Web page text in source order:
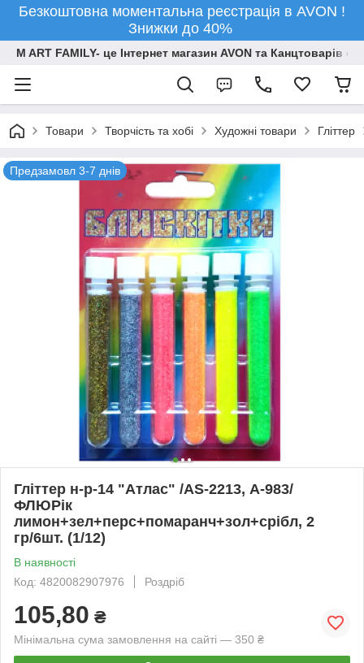
Безкоштовна моментальна реєстрація в AVON !
Знижки до 40%
M ART FAMILY- це Інтернет магазин AVON та Канцтоварів
Товари Творчiсть та хобi Художні товари Гліттер
Предзамовл 3-7 днів
Гліттер н-р-14 "Атлас" /AS-2213, А-983/
ФЛЮРік
лимон+зел+перс+помаранч+зол+срібл, 2
гр/6шт. (1/12)
В наявності
Код: 4820082907976
Роздріб
105,80 ₴
Мінімальна сума замовлення на сайті — 350 ₴